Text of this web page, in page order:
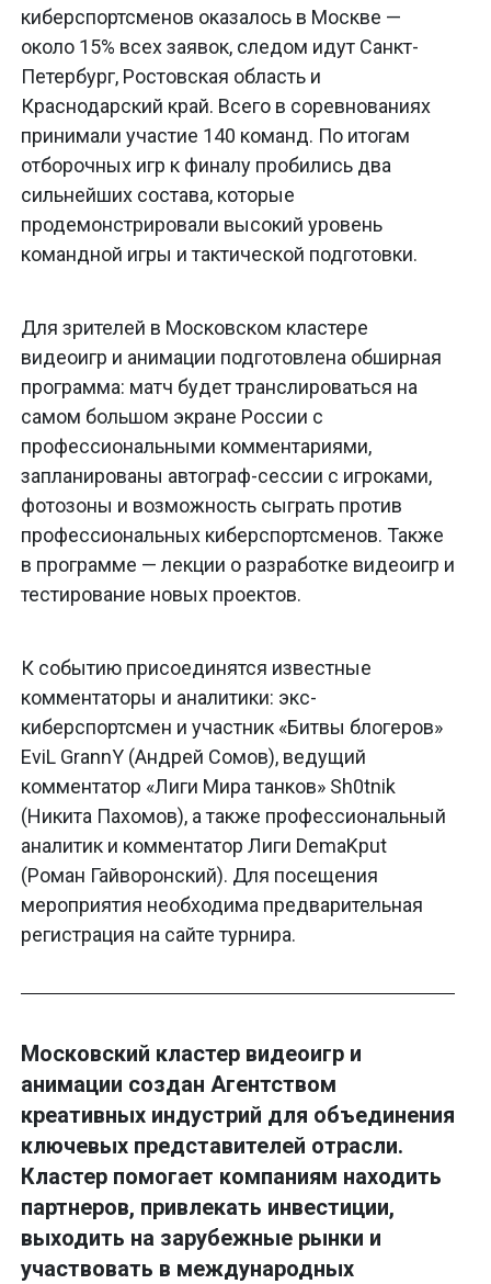
киберспортсменов оказалось в Москве —
около 15% всех заявок, следом идут Санкт-
Петербург, Ростовская область и
Краснодарский край. Всего в соревнованиях
принимали участие 140 команд. По итогам
отборочных игр к финалу пробились два
сильнейших состава, которые
продемонстрировали высокий уровень
командной игры и тактической подготовки.
Для зрителей в Московском кластере
видеоигр и анимации подготовлена обширная
программа: матч будет транслироваться на
самом большом экране России с
профессиональными комментариями,
запланированы автограф-сессии с игроками,
фотозоны и возможность сыграть против
профессиональных киберспортсменов. Также
в программе — лекции о разработке видеоигр и
тестирование новых проектов.
К событию присоединятся известные
комментаторы и аналитики: экс-
киберспортсмен и участник «Битвы блогеров»
EviL GrannY (Андрей Сомов), ведущий
комментатор «Лиги Мира танков» Sh0tnik
(Никита Пахомов), а также профессиональный
аналитик и комментатор Лиги DemaKput
(Роман Гайворонский). Для посещения
мероприятия необходима предварительная
регистрация на сайте турнира.
Московский кластер видеоигр и
анимации создан Агентством
креативных индустрий для объединения
ключевых представителей отрасли.
Кластер помогает компаниям находить
партнеров, привлекать инвестиции,
выходить на зарубежные рынки и
участвовать в международных